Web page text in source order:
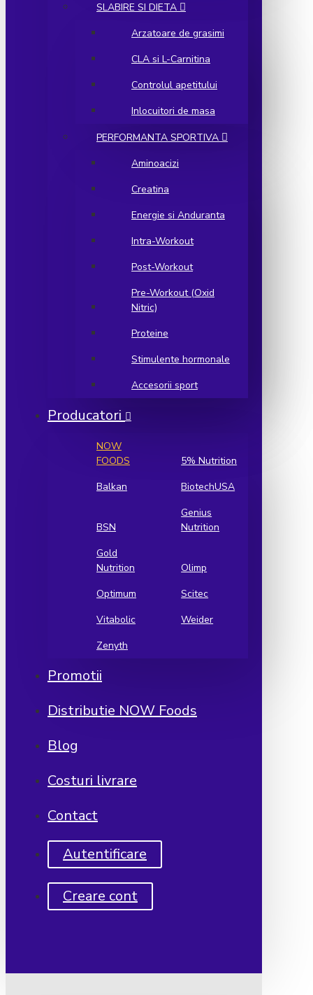
SLABIRE SI DIETA
Arzatoare de grasimi
CLA si L-Carnitina
Controlul apetitului
Inlocuitori de masa
PERFORMANTA SPORTIVA
Aminoacizi
Creatina
Energie si Anduranta
Intra-Workout
Post-Workout
Pre-Workout (Oxid
Nitric)
Proteine
Stimulente hormonale
Accesorii sport
Producatori
NOW
FOODS
5% Nutrition
Balkan
BiotechUSA
BSN
Genius
Nutrition
Gold
Nutrition
Olimp
Optimum
Scitec
Vitabolic
Weider
Zenyth
Promotii
Distributie NOW Foods
Blog
Costuri livrare
Contact
Autentificare
Creare cont